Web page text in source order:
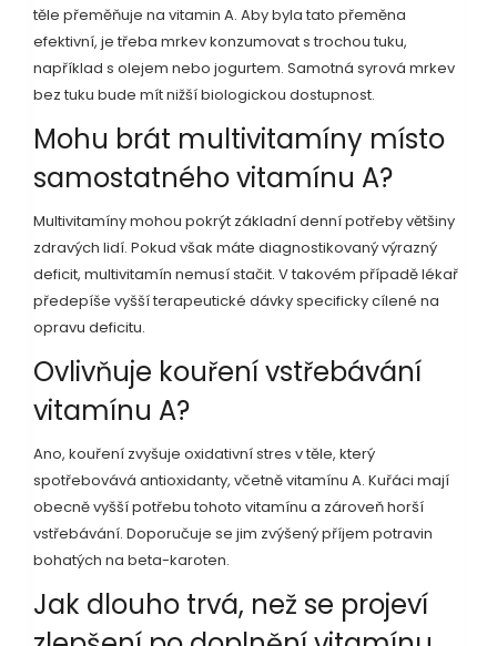
těle přeměňuje na vitamin A. Aby byla tato přeměna
efektivní, je třeba mrkev konzumovat s trochou tuku,
například s olejem nebo jogurtem. Samotná syrová mrkev
bez tuku bude mít nižší biologickou dostupnost.
Mohu brát multivitamíny místo
samostatného vitamínu A?
Multivitamíny mohou pokrýt základní denní potřeby většiny
zdravých lidí. Pokud však máte diagnostikovaný výrazný
deficit, multivitamín nemusí stačit. V takovém případě lékař
předepíše vyšší terapeutické dávky specificky cílené na
opravu deficitu.
Ovlivňuje kouření vstřebávání
vitamínu A?
Ano, kouření zvyšuje oxidativní stres v těle, který
spotřebovává antioxidanty, včetně vitamínu A. Kuřáci mají
obecně vyšší potřebu tohoto vitamínu a zároveň horší
vstřebávání. Doporučuje se jim zvýšený příjem potravin
bohatých na beta-karoten.
Jak dlouho trvá, než se projeví